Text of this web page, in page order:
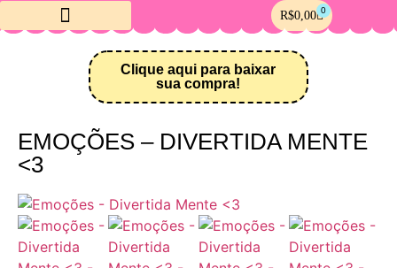
R$0,00 0
Clique aqui para baixar
sua compra!
EMOÇÕES – DIVERTIDA MENTE
<3